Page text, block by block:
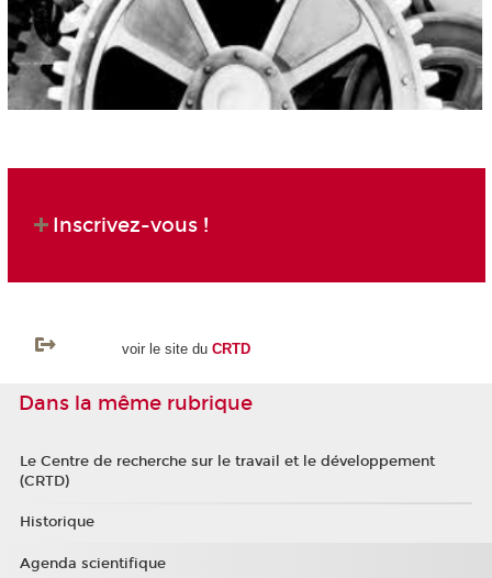
Inscrivez-vous !
voir le site du CRTD
Dans la même rubrique
Le Centre de recherche sur le travail et le développement
(CRTD)
Historique
Agenda scientifique